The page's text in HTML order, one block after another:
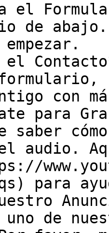
el
de abajo.
con
para
saber
el audio.
para
de